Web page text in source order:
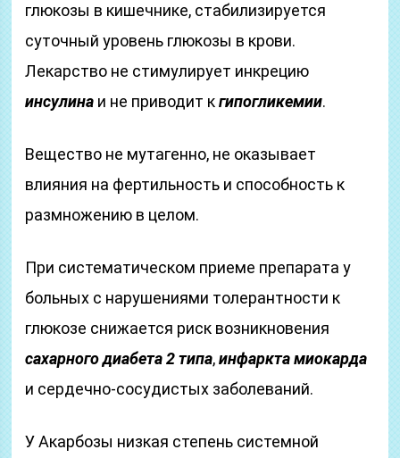
глюкозы в кишечнике, стабилизируется
суточный уровень глюкозы в крови.
Лекарство не стимулирует инкрецию
инсулина и не приводит кгипогликемии.
Вещество не мутагенно, не оказывает
влияния на фертильность и способность к
размножению в целом.
При систематическом приеме препарата у
больных с нарушениями толерантности к
глюкозе снижается риск возникновения
сахарного диабета 2 типа,инфаркта миокарда
и сердечно-сосудистых заболеваний.
У Акарбозы низкая степень системной